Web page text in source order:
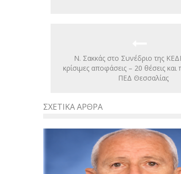
Ν. Σακκάς στο Συνέδριο της
κρίσιμες αποφάσεις – 20 θέσεις και
ΠΕΔ Θεσσαλίας
ΣΧΕΤΙΚΆ ΆΡΘΡΑ